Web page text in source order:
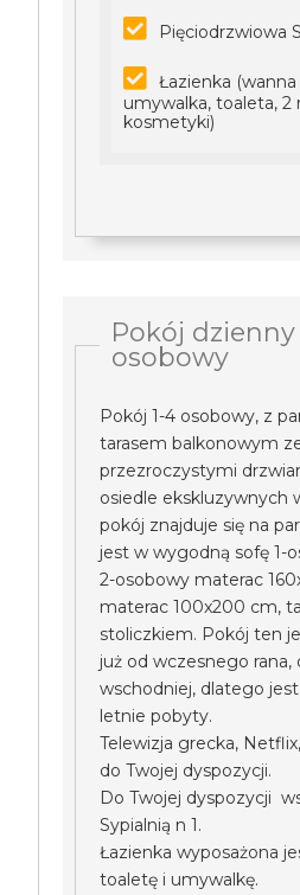
Pięciodrzwiowa
Łazienka
umywalka, toaleta, 2
kosmetyki)
Pokój dzienny
osobowy
Pokój 1-4 osobowy, z
tarasem balkonowym
przezroczystymi
osiedle ekskluzywnych
pokój znajduje się na
jest w wygodną sofę 1-
2-osobowy materac
materac 100x200 cm,
stoliczkiem. Pokój ten
już od wczesnego rana,
wschodniej, dlatego
letnie pobyty.
Telewizja grecka,
do Twojej dyspozycji.
Do Twojej dyspozycji
Sypialnią n 1.
Łazienka wyposażona
toaletę i umywalkę.